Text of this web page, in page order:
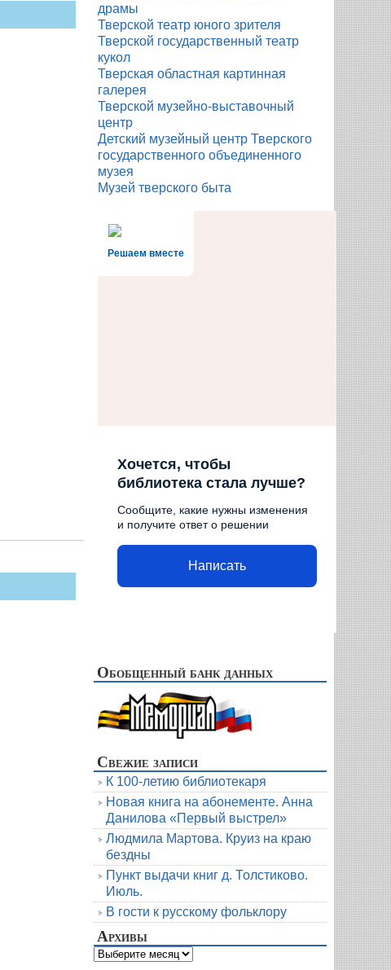
драмы
Тверской театр юного зрителя
Тверской государственный театр
кукол
Тверская областная картинная
галерея
Тверской музейно-выставочный
центр
Детский музейный центр Тверского
государственного объединенного
музея
Музей тверского быта
Решаем вместе
Хочется, чтобы
библиотека стала лучше?
Сообщите, какие нужны изменения
и получите ответ о решении
Написать
Обобщенный банк данных
Свежие записи
К 100-летию библиотекаря
Новая книга на абонементе. Анна
Данилова «Первый выстрел»
Людмила Мартова. Круиз на краю
бездны
Пункт выдачи книг д. Толстиково.
Июль.
В гости к русскому фольклору
Архивы
Архивы